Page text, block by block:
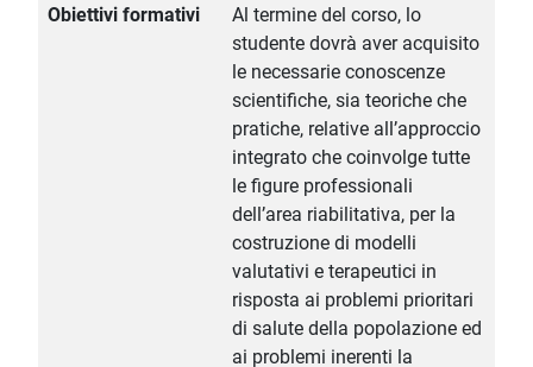
Obiettivi formativi
Al termine del corso, lo
studente dovrà aver acquisito
le necessarie conoscenze
scientifiche, sia teoriche che
pratiche, relative all’approccio
integrato che coinvolge tutte
le figure professionali
dell’area riabilitativa, per la
costruzione di modelli
valutativi e terapeutici in
risposta ai problemi prioritari
di salute della popolazione ed
ai problemi inerenti la